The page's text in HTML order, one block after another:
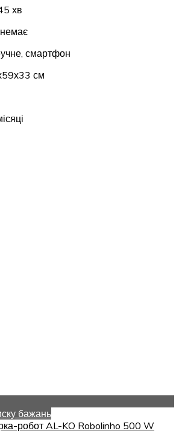
хв
смартфон
см
бажань